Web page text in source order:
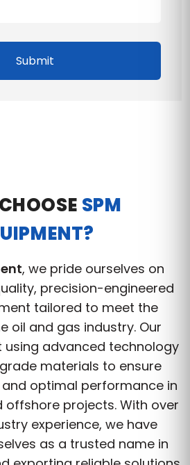
Submit
SPM
, we pride ourselves on
precision-engineered
tailored to meet the
oil and gas industry. Our
advanced technology
materials to ensure
optimal performance in
projects. With over
experience, we have
as a trusted name in